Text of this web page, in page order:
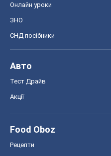
Онлайн уроки
ЗНО
СНД посібники
Авто
Тест Драйв
Акції
Food Oboz
Рецепти